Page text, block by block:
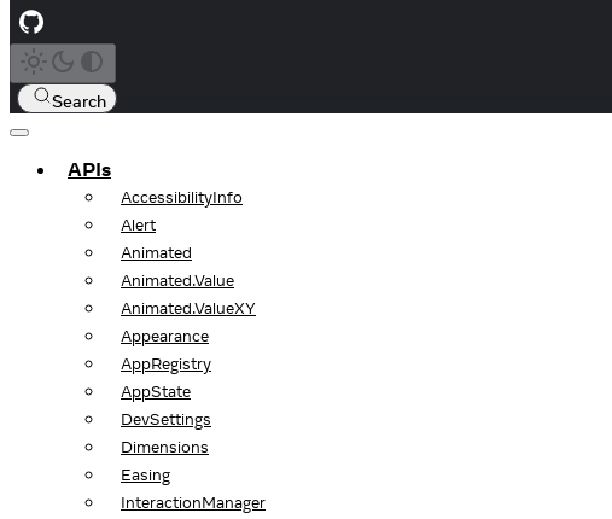
Search
APIs
AccessibilityInfo
Alert
Animated
Animated.Value
Animated.ValueXY
Appearance
AppRegistry
AppState
DevSettings
Dimensions
Easing
InteractionManager